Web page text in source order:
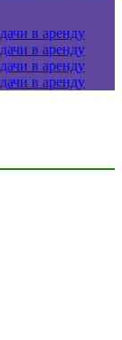
в аренду
в аренду
в аренду
в аренду